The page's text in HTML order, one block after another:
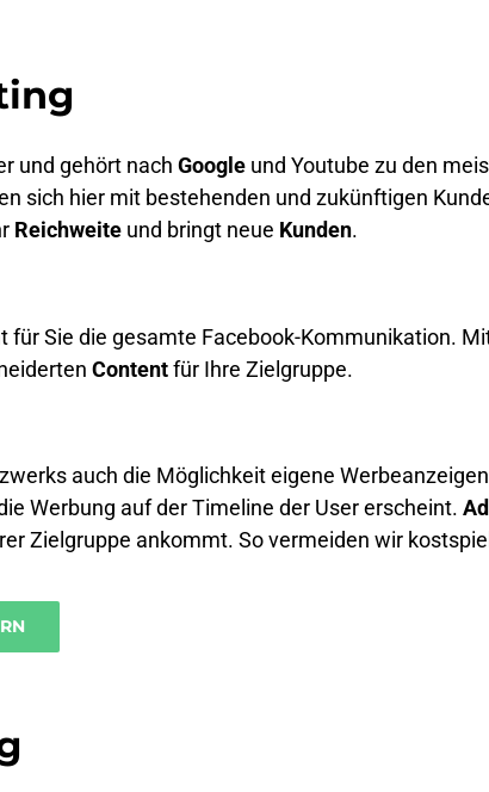
und gehört nach Google und Youtube zu den
sich hier mit bestehenden und zukünftigen
Reichweite und bringt neue Kunden.
für Sie die gesamte Facebook-Kommunikation.
Contentfür Ihre Zielgruppe.
auch die Möglichkeit eigene
Werbung auf der Timeline der User erscheint.
Zielgruppe ankommt. So vermeiden wir